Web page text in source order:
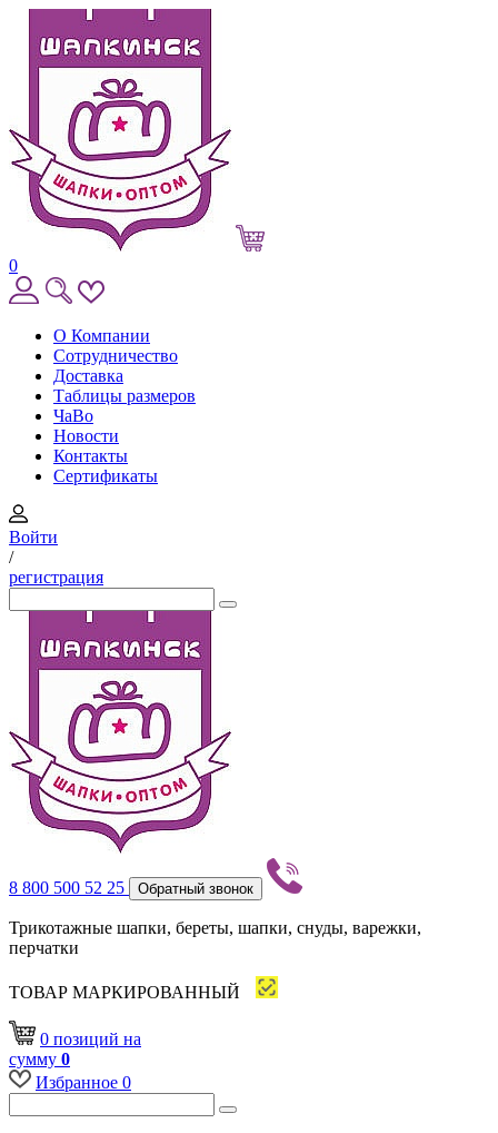
0
О Компании
Сотрудничество
Доставка
Таблицы размеров
ЧаВо
Новости
Контакты
Сертификаты
Войти
/
регистрация
8 800 500 52 25 Обратный звонок
Трикотажные шапки, береты, шапки, снуды, варежки,
перчатки
ТОВАР МАРКИРОВАННЫЙ
0 позиций на
сумму 0
Избранное 0